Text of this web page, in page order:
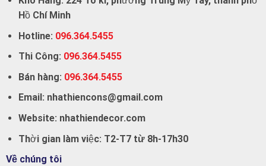
Hồ Chí Minh
Hotline: 096.364.5455
Thi Công: 096.364.5455
Bán hàng: 096.364.5455
Email: nhathiencons@gmail.com
Website: nhathiendecor.com
Thời gian làm việc: T2-T7 từ 8h-17h30
Về chúng tôi